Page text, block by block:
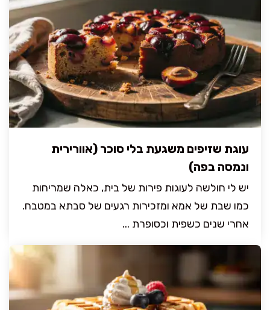
עוגת שזיפים משגעת בלי סוכר (אוורירית
ונמסה בפה)
יש לי חולשה לעוגות פירות של בית, כאלה שמריחות
כמו שבת של אמא ומזכירות רגעים של סבתא במטבח.
אחרי שנים כשפית וכסופרת ...